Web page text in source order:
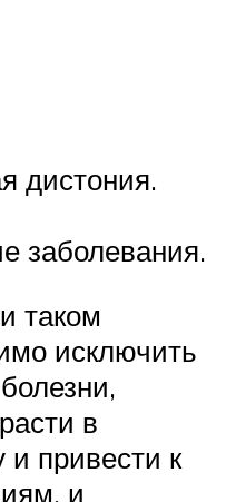
дистония.
заболевания.
таком
исключить
в
привести к
и